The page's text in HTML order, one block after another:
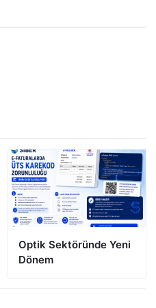
Optik Sektöründe Yeni
Dönem